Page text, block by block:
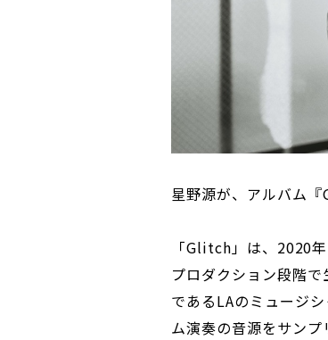
星野源が、アルバム
「Glitch」は、2020
プロダクション段階
であるLAのミュージ
ム演奏の音源をサン